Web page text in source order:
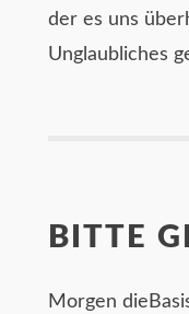
der es uns
Unglaubliches
BITTE
Morgen